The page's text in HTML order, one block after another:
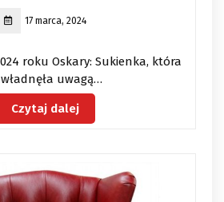
17 marca, 2024
roku Oskary: Sukienka, która
uwagą…
Czytaj dalej